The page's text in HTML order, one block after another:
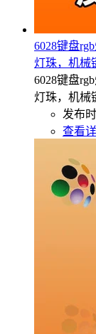
6028键盘
灯珠，机械
6028键盘
灯珠，机械
发布
查看